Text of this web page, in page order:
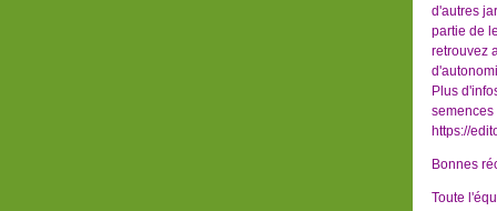
d'autres
partie de
retrouvez
Plus
semences
https://
Bonnes
Toute